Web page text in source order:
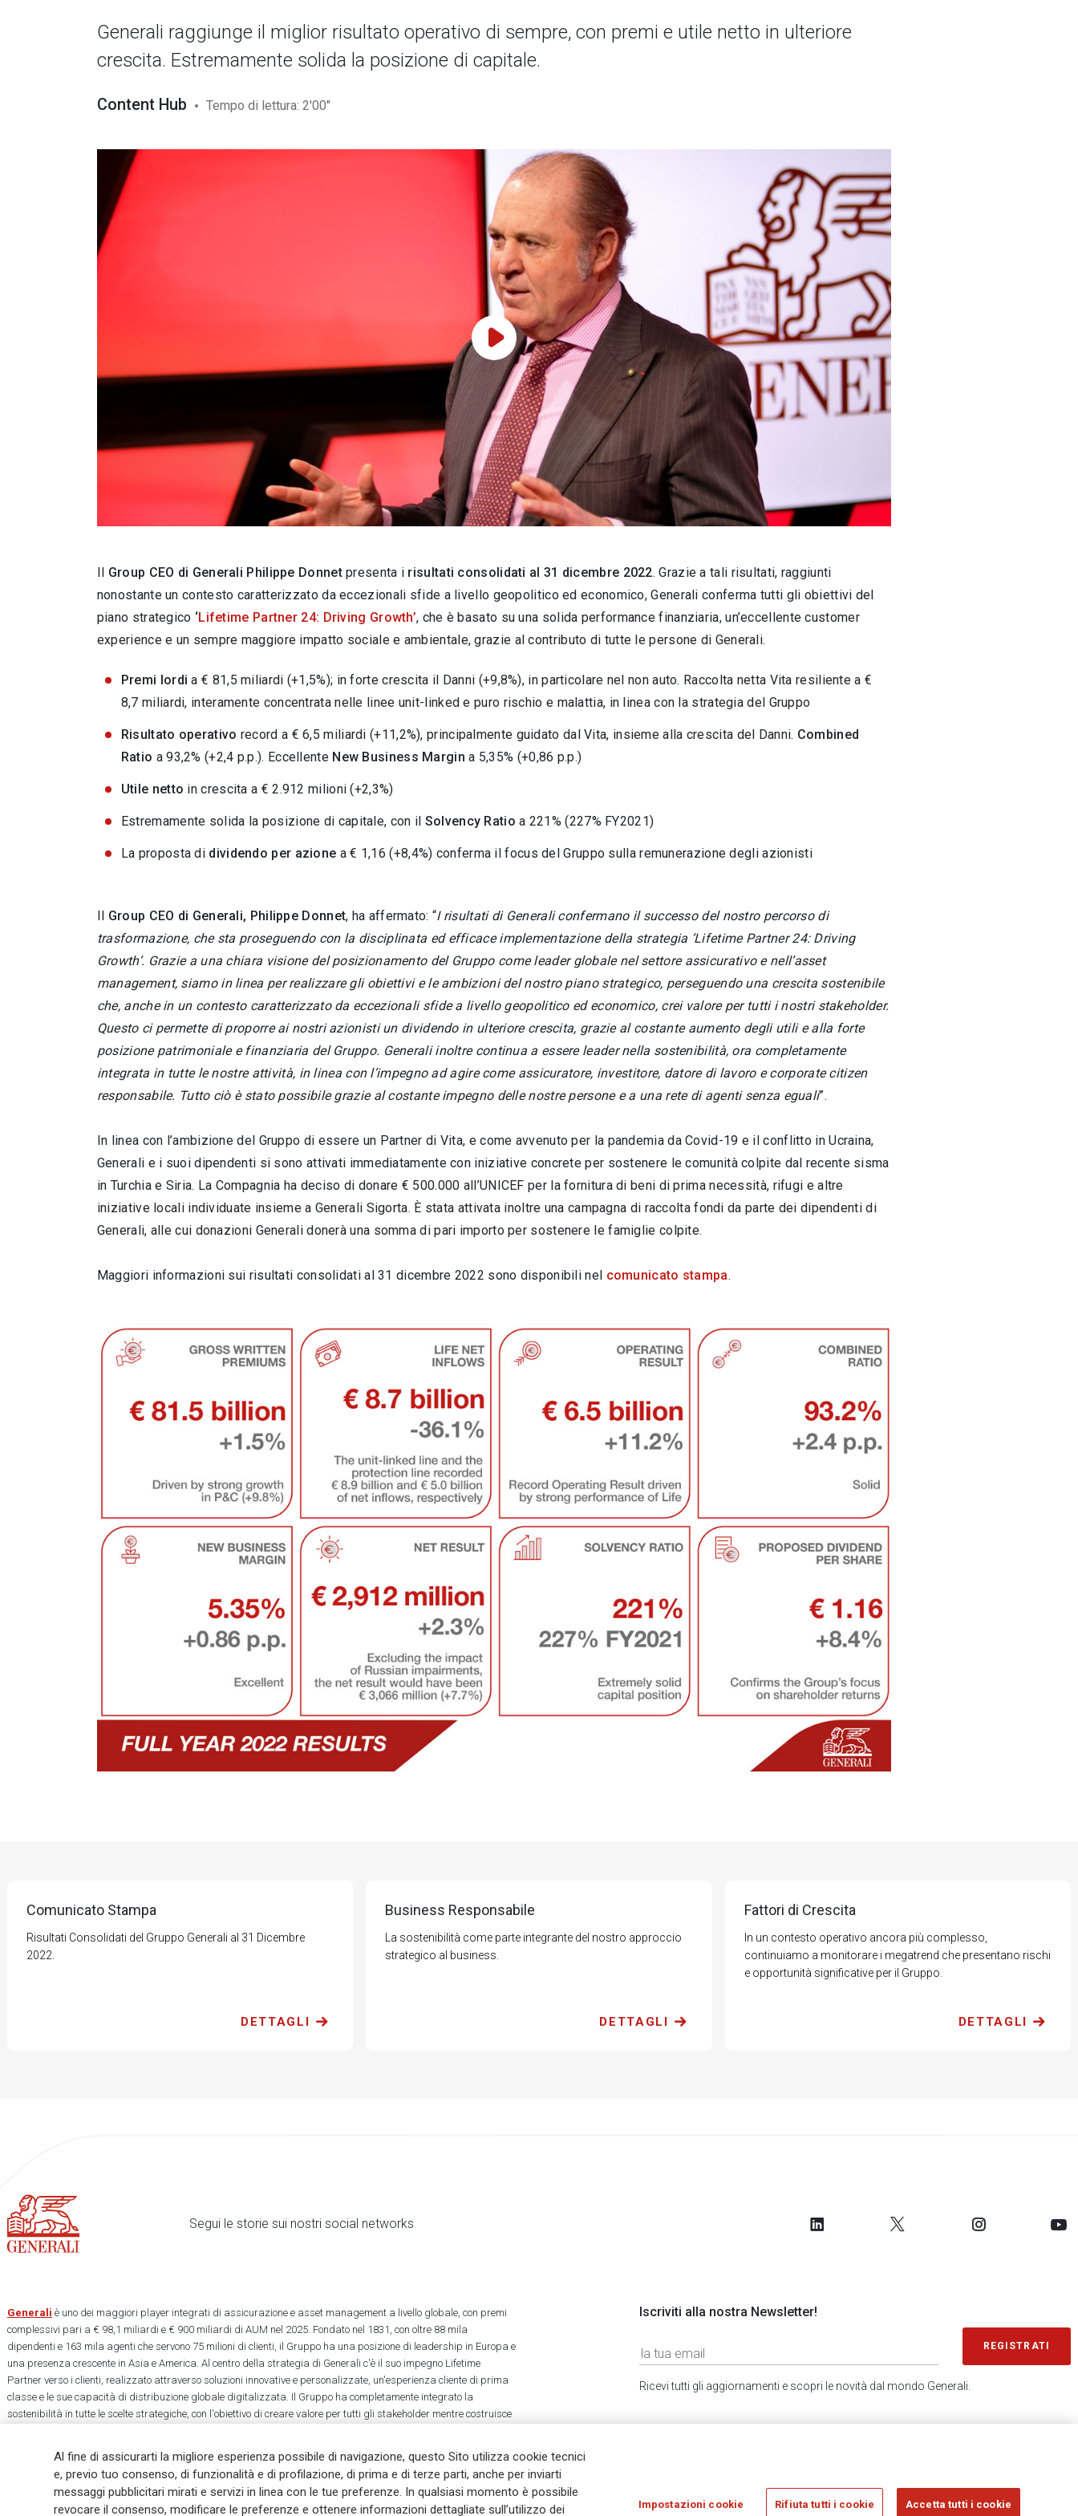
Generali raggiunge il miglior risultato operativo di sempre, con premi e utile netto in ulteriore
crescita. Estremamente solida la posizione di capitale.
Content Hub Tempo di lettura: 2'00"
Play Video
Group CEO di Generali Philippe Donnetpresenta i risultati consolidati al 31 dicembre 2022. Grazie a tali risultati, raggiunti
nonostante un contesto caratterizzato da eccezionali sfide a livello geopolitico ed economico, Generali conferma tutti gli obiettivi del
piano strategico ‘Lifetime Partner 24: Driving Growth’, che è basato su una solida performance finanziaria, un’eccellente customer
experience e un sempre maggiore impatto sociale e ambientale, grazie al contributo di tutte le persone di Generali.
Premi lordi a € 81,5 miliardi (+1,5%); in forte crescita il Danni (+9,8%), in particolare nel non auto. Raccolta netta Vita resiliente a €
8,7 miliardi, interamente concentrata nelle linee unit-linked e puro rischio e malattia, in linea con la strategia del Gruppo
Risultato operativo record a € 6,5 miliardi (+11,2%), principalmente guidato dal Vita, insieme alla crescita del Danni. Combined
Ratio a 93,2% (+2,4 p.p.). Eccellente New Business Margin a 5,35% (+0,86 p.p.)
Utile netto in crescita a € 2.912 milioni (+2,3%)
Estremamente solida la posizione di capitale, con il Solvency Ratio a 221% (227% FY2021)
La proposta di dividendo per azione a € 1,16 (+8,4%) conferma il focus del Gruppo sulla remunerazione degli azionisti
Group CEO di Generali, Philippe Donnet, ha affermato: “I risultati di Generali confermano il successo del nostro percorso di
trasformazione, che sta proseguendo con la disciplinata ed efficace implementazione della strategia ‘Lifetime Partner 24: Driving
Growth’. Grazie a una chiara visione del posizionamento del Gruppo come leader globale nel settore assicurativo e nell’asset
management, siamo in linea per realizzare gli obiettivi e le ambizioni del nostro piano strategico, perseguendo una crescita sostenibile
che, anche in un contesto caratterizzato da eccezionali sfide a livello geopolitico ed economico, crei valore per tutti i nostri stakeholder.
Questo ci permette di proporre ai nostri azionisti un dividendo in ulteriore crescita, grazie al costante aumento degli utili e alla forte
posizione patrimoniale e finanziaria del Gruppo. Generali inoltre continua a essere leader nella sostenibilità, ora completamente
integrata in tutte le nostre attività, in linea con l’impegno ad agire come assicuratore, investitore, datore di lavoro e corporate citizen
responsabile. Tutto ciò è stato possibile grazie al costante impegno delle nostre persone e a una rete di agenti senza eguali”.
In linea con l’ambizione del Gruppo di essere un Partner di Vita, e come avvenuto per la pandemia da Covid-19 e il conflitto in Ucraina,
Generali e i suoi dipendenti si sono attivati immediatamente con iniziative concrete per sostenere le comunità colpite dal recente sisma
in Turchia e Siria. La Compagnia ha deciso di donare € 500.000 all’UNICEF per la fornitura di beni di prima necessità, rifugi e altre
iniziative locali individuate insieme a Generali Sigorta. È stata attivata inoltre una campagna di raccolta fondi da parte dei dipendenti di
Generali, alle cui donazioni Generali donerà una somma di pari importo per sostenere le famiglie colpite.
Maggiori informazioni sui risultati consolidati al 31 dicembre 2022 sono disponibili nel comunicato stampa.
Comunicato Stampa
Risultati Consolidati del Gruppo Generali al 31 Dicembre
2022.
DETTAGLI
Business Responsabile
La sostenibilità come parte integrante del nostro approccio
strategico al business.
DETTAGLI
Fattori di Crescita
In un contesto operativo ancora più complesso,
continuiamo a monitorare i megatrend che presentano rischi
e opportunità significative per il Gruppo.
DETTAGLI
Segui le storie sui nostri social networks
Iscriviti alla nostra Newsletter!
REGISTRATI
Ricevi tutti gli aggiornamenti e scopri le novità dal mondo Generali.
Generali è uno dei maggiori player integrati di assicurazione e asset management a livello globale, con premi
complessivi pari a € 98,1 miliardi e € 900 miliardi di AUM nel 2025. Fondato nel 1831, con oltre 88 mila
dipendenti e 163 mila agenti che servono 75 milioni di clienti, il Gruppo ha una posizione di leadership in Europa e
una presenza crescente in Asia e America. Al centro della strategia di Generali c'è il suo impegno Lifetime
Partner verso i clienti, realizzato attraverso soluzioni innovative e personalizzate, un'esperienza cliente di prima
classe e le sue capacità di distribuzione globale digitalizzata. Il Gruppo ha completamente integrato la
sostenibilità in tutte le scelte strategiche, con l'obiettivo di creare valore per tutti gli stakeholder mentre costruisce
Al fine di assicurarti la migliore esperienza possibile di navigazione, questo Sito utilizza cookie tecnici
e, previo tuo consenso, di funzionalità e di profilazione, di prima e di terze parti, anche per inviarti
messaggi pubblicitari mirati e servizi in linea con le tue preferenze. In qualsiasi momento è possibile
revocare il consenso, modificare le preferenze e ottenere informazioni dettagliate sull’utilizzo dei
Impostazioni cookie Rifiuta tutti i cookie Accetta tutti i cookie